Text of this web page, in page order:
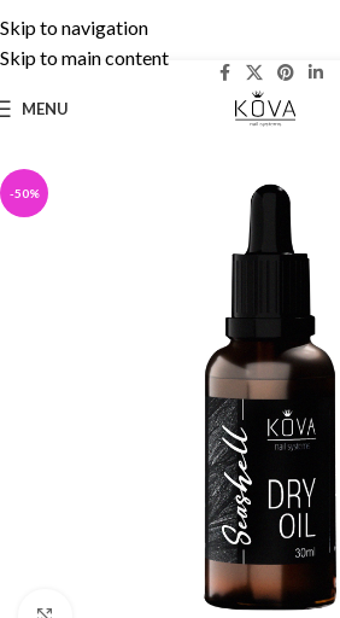
Skip to navigation
Skip to main content
MENU
-50%
Δωρεάν Μεταφορικά άνω των 50€ | 5%